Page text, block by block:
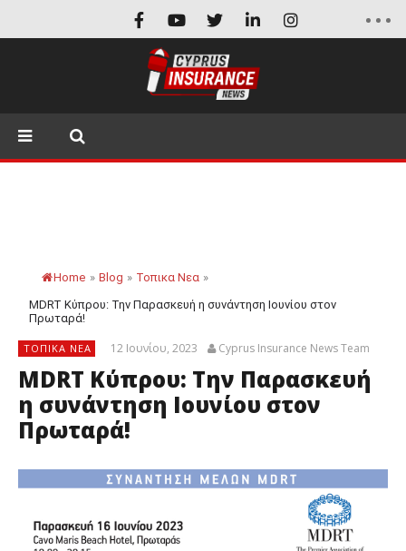
Home » Blog » Τοπικα Νεα »
MDRT Κύπρου: Την Παρασκευή η συνάντηση Ιουνίου στον
Πρωταρά!
ΤΟΠΙΚΑ ΝΕΑ 12 Ιουνίου, 2023 Cyprus Insurance News Team
MDRT Κύπρου: Την Παρασκευή
η συνάντηση Ιουνίου στον
Πρωταρά!